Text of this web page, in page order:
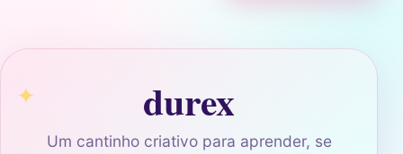
durex
Um cantinho criativo para aprender, se